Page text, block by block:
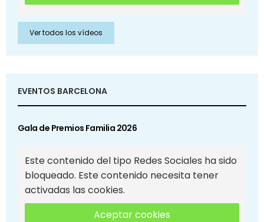
Ver todos los vídeos
EVENTOS BARCELONA
Gala de Premios Familia 2026
Este contenido del tipo Redes Sociales ha sido
bloqueado. Este contenido necesita tener
activadas las cookies.
Aceptar cookies